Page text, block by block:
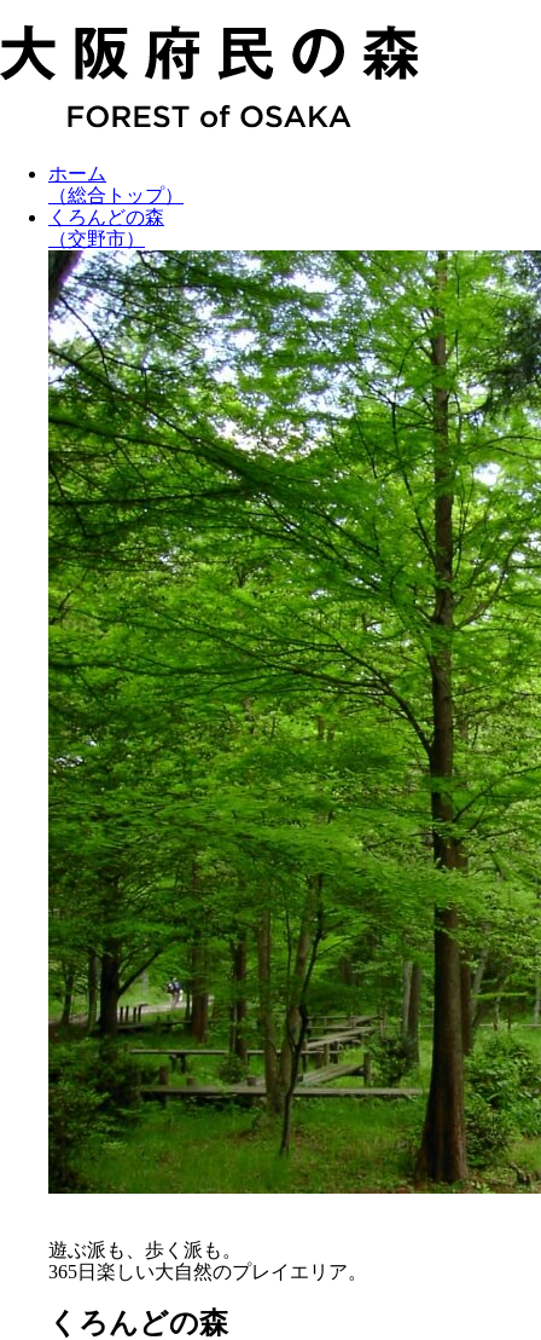
ホーム
（総合トップ）
くろんどの森
（交野市）
遊ぶ派も、歩く派も。
365日楽しい大自然のプレイエリア。
くろんどの森